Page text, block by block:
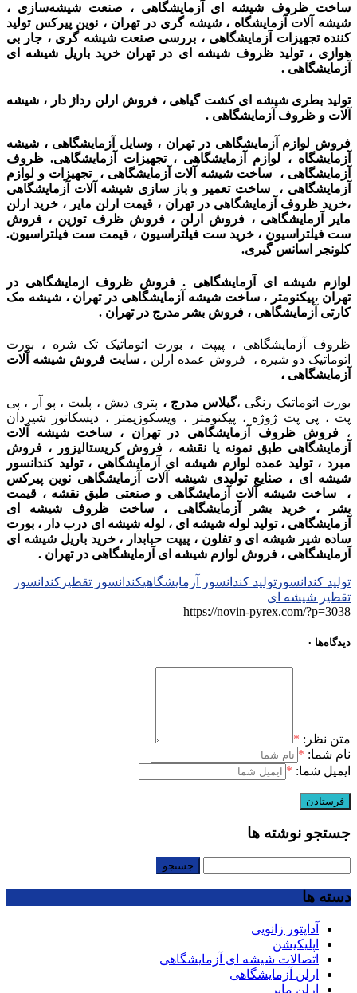
ساخت ظروف شیشه ای آزمایشگاهی ، صنعت شیشه‌سازی ،
شیشه آلات آزمایشگاه ،شیشه گری در تهران ، نوین پیرکس تولید
کننده تجهیزات آزمایشگاهی ، بررسی صنعت شیشه گری ، جار بی
هوازی ،تولید ظروف شیشه ای در تهران خرید باریل شیشه ای
آزمایشگاهی .
تولید بطری شیشه ای کشت گیاهی ، فروش ارلن رداژ دار ، شیشه
آلات و ظروف آزمایشگاهی .
فروش لوازم آزمایشگاهی در تهران ، وسایل آزمایشگاهی ، شیشه
آزمایشگاه ، لوازم آزمایشگاهی ، تجهیزات آزمایشگاهی. ظروف
آزمایشگاهی ، ساخت شیشه آلات آزمایشگاهی ، تجهیزات و لوازم
آزمایشگاهی ، ساخت تعمیر و باز سازی شیشه آلات آزمایشگاهی
،خرید ظروف آزمایشگاهی در تهران ، قیمت ارلن مایر ، خرید ارلن
مایر آزمایشگاهی ، فروش ارلن ، فروش ظرف توزین ، فروش
ست فیلتراسیون ، خرید ست فیلتراسیون ، قیمت ست فیلتراسیون.
کلونجر اسانس گیری.
لوازم شیشه ای آزمایشگاهی . فروش ظروف ازمایشگاهی در
تهران ،پیکنومتر ، ساخت شیشه آزمایشگاهی در تهران ، شیشه مک
کارتی آزمایشگاهی ، فروش بشر مدرج در تهران .
ظروف آزمایشگاهی ، پیپت ، بورت اتوماتیک تک شره ، بورت
اتوماتیک دو شیره ، فروش عمده ارلن ،سایت فروش شیشه آلات
آزمایشگاهی ،
بورت اتوماتیک رنگی ،گیلاس مدرج ، پتری دیش ، پلیت ، پو آر ، پی
پت ، پی پت ژوژه ، پیکنومتر ، ویسکوزیمتر ، دیسکاتور شیردان
، فروش ظروف آزمایشگاهی در تهران ، ساخت شیشه آلات
آزمایشگاهی طبق نمونه یا نقشه ، فروش کریستالیزور ، فروش
مبرد ، تولید عمده لوازم شیشه ای آزمایشگاهی ، تولید کندانسور
شیشه ای ، صنایع تولیدی شیشه آلات آزمایشگاهی نوین پیرکس
، ساخت شیشه آلات آزمایشگاهی و صنعتی طبق نقشه ، قیمت
بشر ، خرید بشر آزمایشگاهی ، ساخت ظروف شیشه ای
آزمایشگاهی ، تولید لوله شیشه ای ، لوله شیشه ای درب دار ، بورت
ساده شیر شیشه ای و تفلون ، پیپت حبابدار ، خرید باریل شیشه ای
آزمایشگاهی ، فروش لوازم شیشه ای آزمایشگاهی در تهران .
تولید کندانسور تولید کندانسور آزمایشگاهیکندانسور تقطیر کندانسور
تقطیر شیشه ای
https://novin-pyrex.com/?p=3038
دیدگاه‌ها ۰
متن نظر: *
نام شما: *
ایمیل شما: *
جستجو نوشته ها
دسته ها
آداپتور زانویی
اپلیکیشن
اتصالات شیشه ای آزمایشگاهی
ارلن آزمایشگاهی
ارلن مایر